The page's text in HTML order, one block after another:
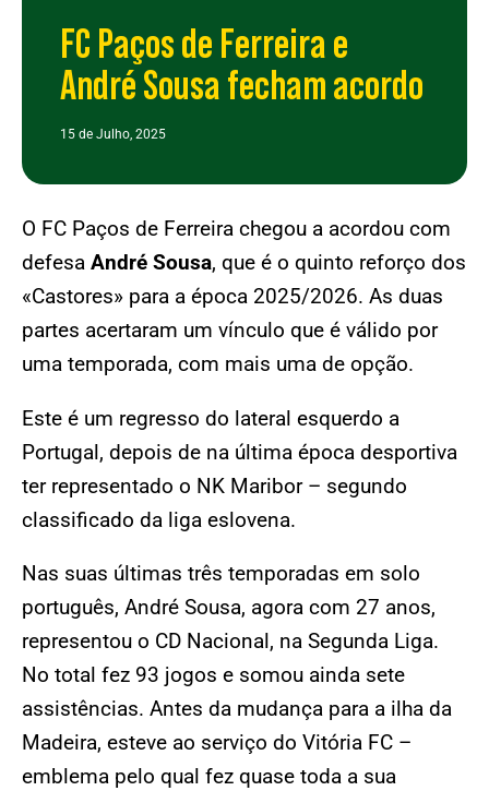
FC Paços de Ferreira e
André Sousa fecham acordo
15 de Julho, 2025
O FC Paços de Ferreira chegou a acordou com
defesa André Sousa, que é o quinto reforço dos
«Castores» para a época 2025/2026. As duas
partes acertaram um vínculo que é válido por
uma temporada, com mais uma de opção.
Este é um regresso do lateral esquerdo a
Portugal, depois de na última época desportiva
ter representado o NK Maribor – segundo
classificado da liga eslovena.
Nas suas últimas três temporadas em solo
português, André Sousa, agora com 27 anos,
representou o CD Nacional, na Segunda Liga.
No total fez 93 jogos e somou ainda sete
assistências. Antes da mudança para a ilha da
Madeira, esteve ao serviço do Vitória FC –
emblema pelo qual fez quase toda a sua